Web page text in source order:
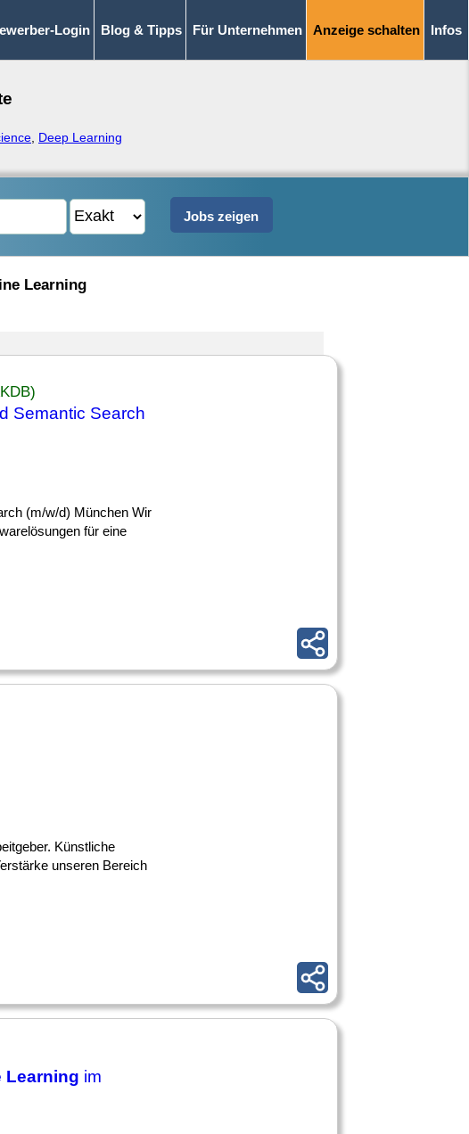
Login Blog & Tipps Für Unternehmen Anzeige schalten Infos
Deep Learning
Learning
Semantic Search
(m/w/d) München Wir
für eine
Künstliche
unseren Bereich
Learning im